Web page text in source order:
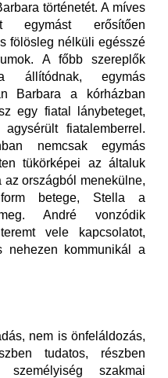
történetét. A míves
egymást erősítően
fölösleg nélküli egésszé
A főbb szereplők
állítódnak, egymás
Barbara a kórházban
egy fiatal lánybeteget,
fiatalemberrel.
nemcsak egymás
tükörképei az általuk
az országból menekülne,
betege, Stella a
André vonzódik
vele kapcsolatot,
kommunikál a
nem is önfeláldozás,
tudatos, részben
szakmai